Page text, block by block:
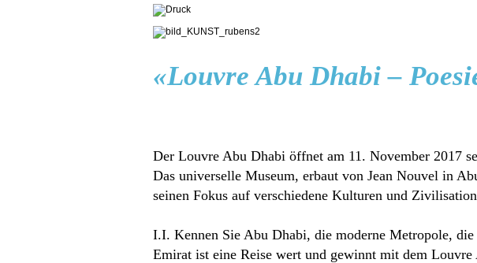
«Louvre Abu Dhabi –
Der Louvre Abu Dhabi öffnet am 11. November 2017
Das universelle Museum, erbaut von Jean Nouvel in
seinen Fokus auf verschiedene Kulturen und
I.I. Kennen Sie Abu Dhabi, die moderne Metropole,
Emirat ist eine Reise wert und gewinnt mit dem